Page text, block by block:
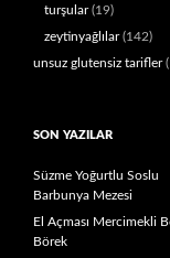
turşular(19)
zeytinyağlılar(142)
unsuz glutensiz tarifler
SON YAZILAR
Süzme Yoğurtlu Soslu
Barbunya Mezesi
El Açması Mercimekli
Börek